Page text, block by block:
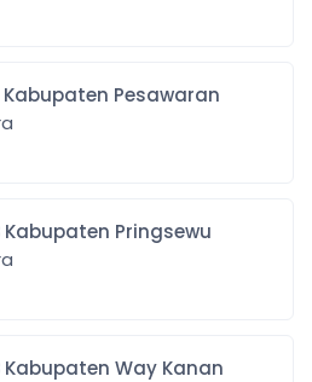
PBB Kabupaten Pesawaran
PBB Kabupaten Pringsewu
PBB Kabupaten Way Kanan